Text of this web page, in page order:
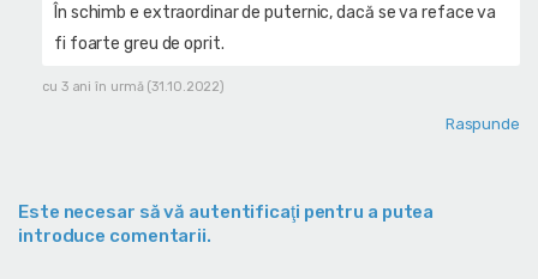
În schimb e extraordinar de puternic, dacă se va reface va
fi foarte greu de oprit.
cu 3 ani în urmă (31.10.2022)
Raspunde
Este necesar să vă autentificaţi pentru a putea
introduce comentarii.